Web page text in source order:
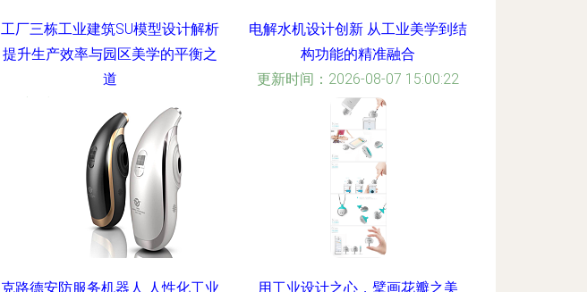
工厂三栋工业建筑SU模型设计解析
提升生产效率与园区美学的平衡之
道
更新时间：2026-08-07 14:23:28
电解水机设计创新 从工业美学到结
构功能的精准融合
更新时间：2026-08-07 15:00:22
克路德安防服务机器人 人性化工业
用工业设计之心，擘画花瓣之美